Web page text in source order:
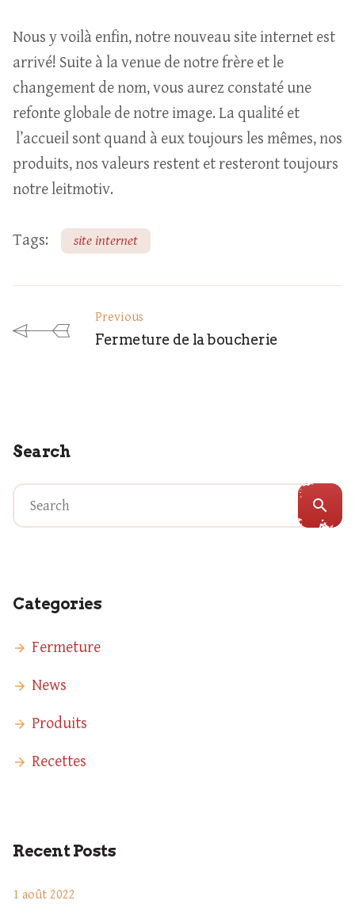
Nous y voilà enfin, notre nouveau site internet est
arrivé! Suite à la venue de notre frère et le
changement de nom, vous aurez constaté une
refonte globale de notre image. La qualité et
l’accueil sont quand à eux toujours les mêmes, nos
produits, nos valeurs restent et resteront toujours
notre leitmotiv.
Tags: site internet
Previous
Fermeture de la boucherie
Search
search
Categories
Fermeture
News
Produits
Recettes
Recent Posts
1 août 2022